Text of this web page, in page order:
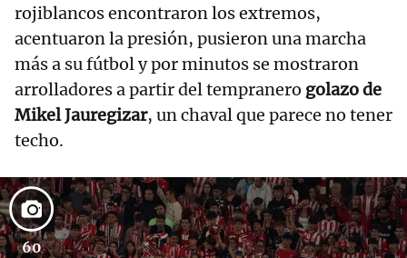
rojiblancos encontraron los extremos,
acentuaron la presión, pusieron una marcha
más a su fútbol y por minutos se mostraron
arrolladores a partir del tempranero golazo de
Mikel Jauregizar, un chaval que parece no tener
techo.
60